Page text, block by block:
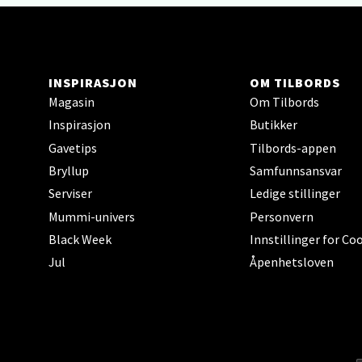
INSPIRASJON
Magasin
Inspirasjon
Gavetips
Bryllup
Serviser
Mummi-univers
Black Week
Jul
OM TILBORDS
Om Tilbords
Butikker
Tilbords-appen
Samfunnsansvar
Ledige stillinger
Personvern
Innstillinger for
Åpenhetsloven